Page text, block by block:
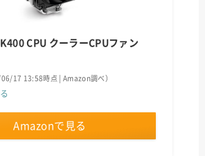
CPU クーラーCPUファン
06/17 13:58時点 | Amazon調べ）
Amazonで見る